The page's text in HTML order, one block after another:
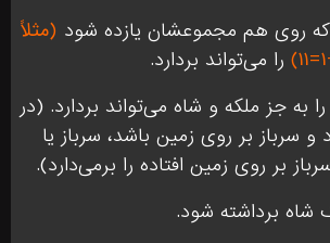
روی هم مجموعشان یازده شود (مثلاً
را می‌تواند بردارد.
به جز ملکه و شاه می‌تواند بردارد. (در
سرباز بر روی زمین باشد، سرباز یا
بر روی زمین افتاده را برمی‌دارد).
شاه برداشته شود.